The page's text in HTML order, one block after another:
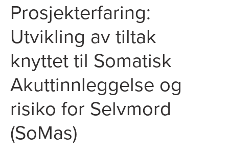
Prosjekterfaring:
Utvikling av tiltak
knyttet til Somatisk
Akuttinnleggelse og
risiko for Selvmord
(SoMas)